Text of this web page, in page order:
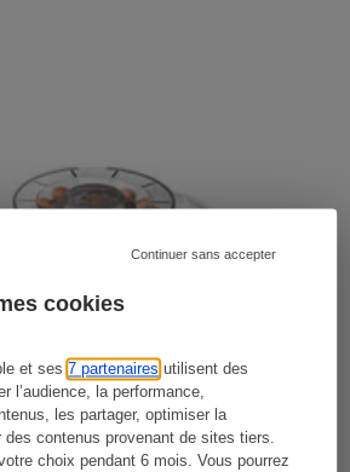
cookies
et ses7 partenaires utilisent des
l’audience, la performance,
les partager, optimiser la
des contenus provenant de sites tiers.
choix pendant 6 mois. Vous pourrez
Continuer sans accepter